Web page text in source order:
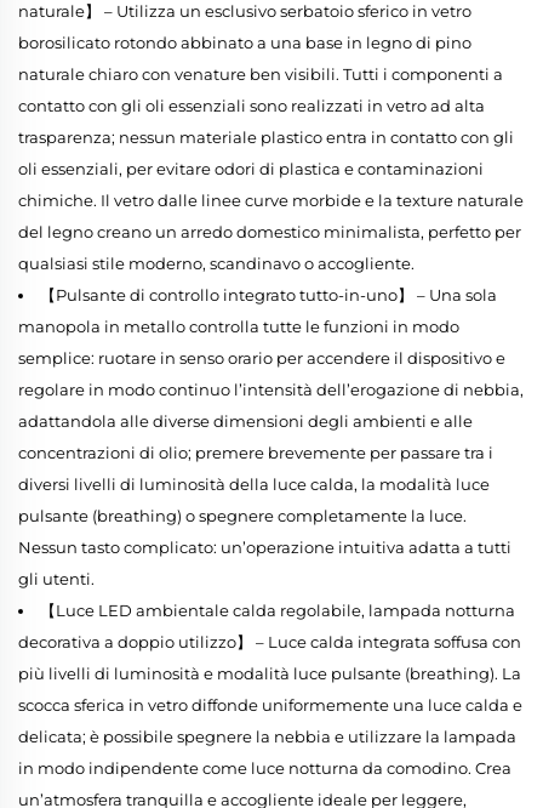
naturale】 – Utilizza un esclusivo serbatoio sferico in vetro
borosilicato rotondo abbinato a una base in legno di pino
naturale chiaro con venature ben visibili. Tutti i componenti a
contatto con gli oli essenziali sono realizzati in vetro ad alta
trasparenza; nessun materiale plastico entra in contatto con gli
oli essenziali, per evitare odori di plastica e contaminazioni
chimiche. Il vetro dalle linee curve morbide e la texture naturale
del legno creano un arredo domestico minimalista, perfetto per
qualsiasi stile moderno, scandinavo o accogliente.
【Pulsante di controllo integrato tutto-in-uno】 – Una sola
manopola in metallo controlla tutte le funzioni in modo
semplice: ruotare in senso orario per accendere il dispositivo e
regolare in modo continuo l’intensità dell’erogazione di nebbia,
adattandola alle diverse dimensioni degli ambienti e alle
concentrazioni di olio; premere brevemente per passare tra i
diversi livelli di luminosità della luce calda, la modalità luce
pulsante (breathing) o spegnere completamente la luce.
Nessun tasto complicato: un’operazione intuitiva adatta a tutti
gli utenti.
【Luce LED ambientale calda regolabile, lampada notturna
decorativa a doppio utilizzo】 – Luce calda integrata soffusa con
più livelli di luminosità e modalità luce pulsante (breathing). La
scocca sferica in vetro diffonde uniformemente una luce calda e
delicata; è possibile spegnere la nebbia e utilizzare la lampada
in modo indipendente come luce notturna da comodino. Crea
un’atmosfera tranquilla e accogliente ideale per leggere,